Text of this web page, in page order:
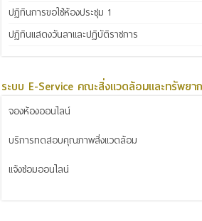
ปฏิทินการขอใช้ห้องประชุม 1
ปฏิทินแสดงวันลาและปฏิบัติราชการ
ระบบ E-Service คณะสิ่งแวดล้อมและทรัพยา
จองห้องออนไลน์
บริการทดสอบคุณภาพสิ่งแวดล้อม
แจ้งซ่อมออนไลน์